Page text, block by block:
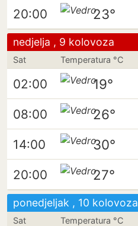
20:00 23°
nedjelja , 9 kolovoza
Sat Temperatura °C
02:00 19°
08:00 26°
14:00 30°
20:00 27°
ponedjeljak , 10 kolovoza
Sat Temperatura °C